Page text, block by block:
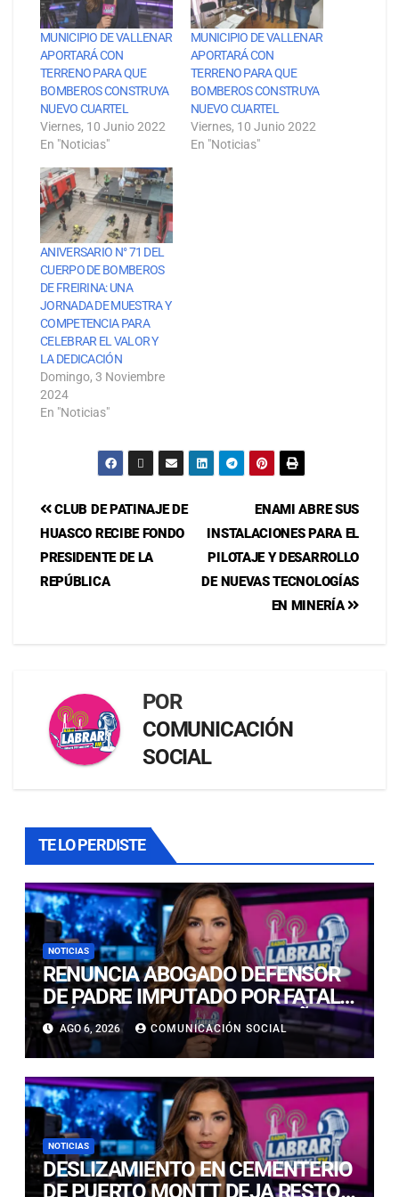
MUNICIPIO DE VALLENAR
APORTARÁ CON
TERRENO PARA QUE
BOMBEROS CONSTRUYA
NUEVO CUARTEL
Viernes, 10 Junio 2022
En "Noticias"
MUNICIPIO DE VALLENAR
APORTARÁ CON
TERRENO PARA QUE
BOMBEROS CONSTRUYA
NUEVO CUARTEL
Viernes, 10 Junio 2022
En "Noticias"
ANIVERSARIO N° 71 DEL
CUERPO DE BOMBEROS
DE FREIRINA: UNA
JORNADA DE MUESTRA Y
COMPETENCIA PARA
CELEBRAR EL VALOR Y
LA DEDICACIÓN
Domingo, 3 Noviembre
2024
En "Noticias"
ENAMI ABRE SUS
INSTALACIONES PARA EL
PILOTAJE Y DESARROLLO
DE NUEVAS TECNOLOGÍAS
EN MINERÍA
CLUB DE PATINAJE DE
HUASCO RECIBE FONDO
PRESIDENTE DE LA
REPÚBLICA
POR
COMUNICACIÓN
SOCIAL
TE LO PERDISTE
NOTICIAS
RENUNCIA ABOGADO DEFENSOR
DE PADRE IMPUTADO POR FATAL
CAÍDA DE SU HIJA DE DOS AÑOS
EN LAS CONDES
AGO 6, 2026 COMUNICACIÓN SOCIAL
NOTICIAS
DESLIZAMIENTO EN CEMENTERIO
DE PUERTO MONTT DEJA RESTOS